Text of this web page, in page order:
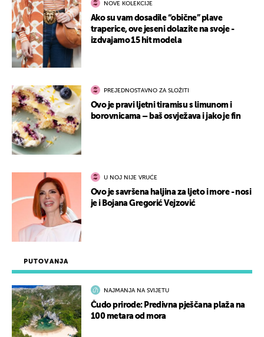
PUTOVANJA
NAJMANJA NA SVIJETU
Čudo prirode: Predivna pješčana plaža na
100 metara od mora
NOVE KOLEKCIJE
Ako su vam dosadile “obične” plave
traperice, ove jeseni dolazite na svoje -
izdvajamo 15 hit modela
PREJEDNOSTAVNO ZA SLOŽITI
Ovo je pravi ljetni tiramisu s limunom i
borovnicama – baš osvježava i jako je fin
U NOJ NIJE VRUĆE
Ovo je savršena haljina za ljeto i more - nosi
je i Bojana Gregorić Vejzović